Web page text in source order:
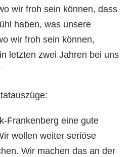
wir froh sein können, dass
haben, was unsere
wir froh sein können,
letzten zwei Jahren bei uns
Frankenberg eine gute
wollen weiter seriöse
Wir machen das an der